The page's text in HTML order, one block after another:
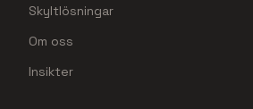
Skyltlösningar
Om oss
Insikter